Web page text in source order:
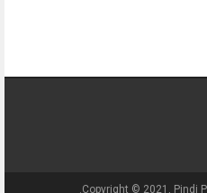
Copyright © 2021, Pindi